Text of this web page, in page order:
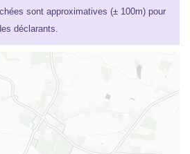
sont approximatives (± 100m) pour
déclarants.